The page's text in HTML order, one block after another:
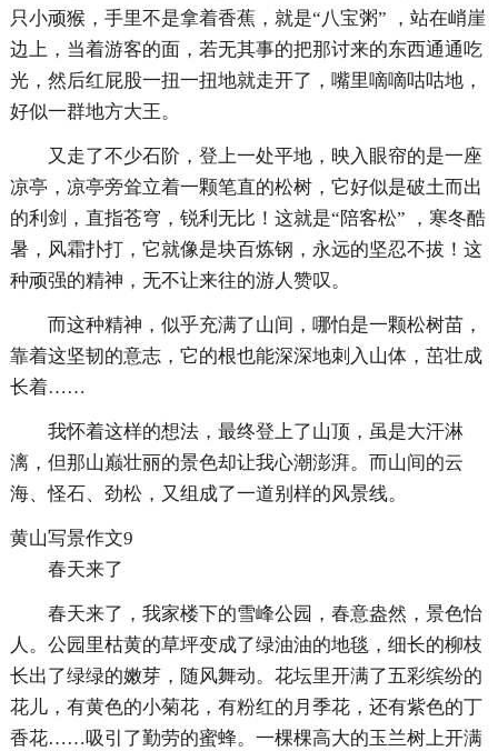
只小顽猴，手里不是拿着香蕉，就是“八宝粥” ，站在峭崖
边上，当着游客的面，若无其事的把那讨来的东西通通吃
光，然后红屁股一扭一扭地就走开了，嘴里嘀嘀咕咕地，
好似一群地方大王。
又走了不少石阶，登上一处平地，映入眼帘的是一座
凉亭，凉亭旁耸立着一颗笔直的松树，它好似是破土而出
的利剑，直指苍穹，锐利无比！这就是“陪客松” ，寒冬酷
暑，风霜扑打，它就像是块百炼钢，永远的坚忍不拔！这
种顽强的精神，无不让来往的游人赞叹。
而这种精神，似乎充满了山间，哪怕是一颗松树苗，
靠着这坚韧的意志，它的根也能深深地刺入山体，茁壮成
长着……
我怀着这样的想法，最终登上了山顶，虽是大汗淋
漓，但那山巅壮丽的景色却让我心潮澎湃。而山间的云
海、怪石、劲松，又组成了一道别样的风景线。
黄山写景作文9
春天来了
春天来了，我家楼下的雪峰公园，春意盎然，景色怡
人。公园里枯黄的草坪变成了绿油油的地毯，细长的柳枝
长出了绿绿的嫩芽，随风舞动。花坛里开满了五彩缤纷的
花儿，有黄色的小菊花，有粉红的月季花，还有紫色的丁
香花……吸引了勤劳的蜜蜂。一棵棵高大的玉兰树上开满